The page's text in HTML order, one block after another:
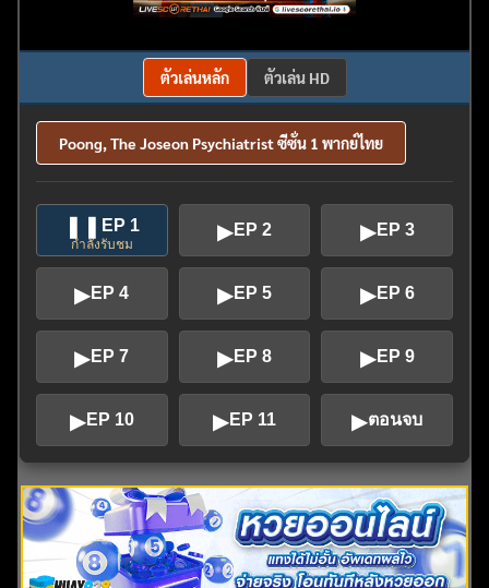
ตัวเล่นหลัก ตัวเล่น HD
Poong, The Joseon Psychiatrist ซีซั่น 1 พากย์ไทย
EP 1
กำลังรับชม
▶EP 2 ▶EP 3
▶EP 4 ▶EP 5 ▶EP 6
▶EP 7 ▶EP 8 ▶EP 9
▶EP 10 ▶EP 11 ▶ตอนจบ